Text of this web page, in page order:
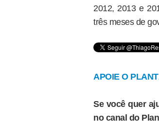
2012, 2013 e
três meses de
APOIE O
Se você quer
no canal do